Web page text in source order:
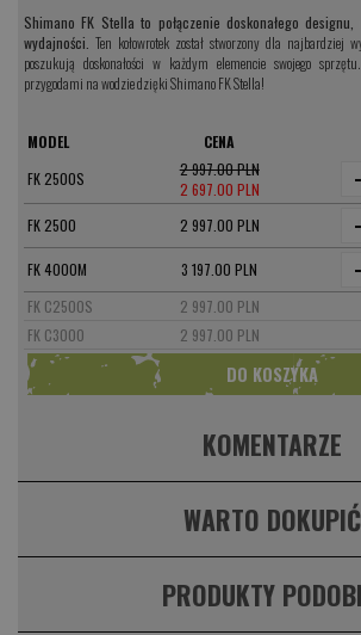
Shimano FK Stella to połączenie doskonałego
wydajności. Ten kołowrotek został stworzony dla najbardziej
poszukują doskonałości w każdym elemencie swojego
przygodami na wodzie dzięki Shimano FK Stella!
MODEL
CENA
FK 2500S
2 997.00 PLN
2 697.00 PLN
-
FK 2500 2 997.00 PLN -
FK 4000M 3 197.00 PLN -
FK C2500S
2 997.00 PLN
FK C3000
2 997.00 PLN
KOMENTARZE
WARTO DOKUPIĆ
PRODUKTY